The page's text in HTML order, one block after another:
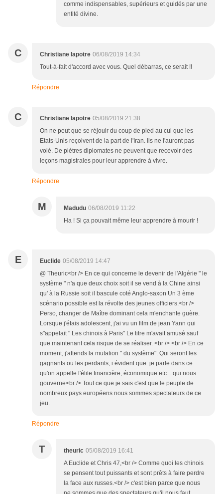
comme indispensables, supérieurs et guidés par une
entité divine.
C Christiane lapotre 06/08/2019 14:34
Tout-à-fait d'accord avec vous. Quel débarras, ce serait !!
Répondre
C Christiane lapotre 05/08/2019 21:38
On ne peut que se réjouir du coup de pied au cul que les
Etats-Unis reçoivent de la part de l'Iran. Ils ne l'auront pas
volé. De piètres diplomates ne peuvent que recevoir des
leçons magistrales pour leur apprendre à vivre.
Répondre
M Madudu 06/08/2019 11:22
Ha ! Si ça pouvait même leur apprendre à mourir !
E Euclide 05/08/2019 14:47
@ Theuric<br /> En ce qui concerne le devenir de l'Algérie " le
système " n'a que deux choix soit il se vend à la Chine ainsi
qu' à la Russie soit il bascule coté Anglo-saxon Un 3 ème
scénario possible est la révolte des jeunes officiers.<br />
Perso, changer de Maître dominant cela m'enchante guère.
Lorsque j'étais adolescent, j'ai vu un film de jean Yann qui
s"appelait " Les chinois à Paris" Le titre m'avait amusé sauf
que maintenant cela risque de se réaliser. <br /> <br /> En ce
moment, j'attends la mutation " du système". Qui seront les
gagnants ou les perdants, i évident que. je parle dans ce
qu'on appelle l'élite financière, économique etc... qui nous
gouverne<br /> Tout ce que je sais c'est que le peuple de
nombreux pays européens nous sommes spectateurs de ce
jeu.
Répondre
T theuric 05/08/2019 16:41
A Euclide et Chris 47,<br /> Comme quoi les chinois
se pensent tout puissants et sont prêts à faire perdre
la face aux russes.<br /> c'est bien parce que nous